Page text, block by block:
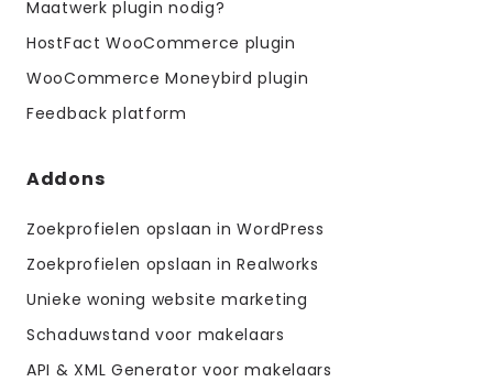
Maatwerk plugin nodig?
HostFact WooCommerce plugin
WooCommerce Moneybird plugin
Feedback platform
Addons
Zoekprofielen opslaan in WordPress
Zoekprofielen opslaan in Realworks
Unieke woning website marketing
Schaduwstand voor makelaars
API & XML Generator voor makelaars